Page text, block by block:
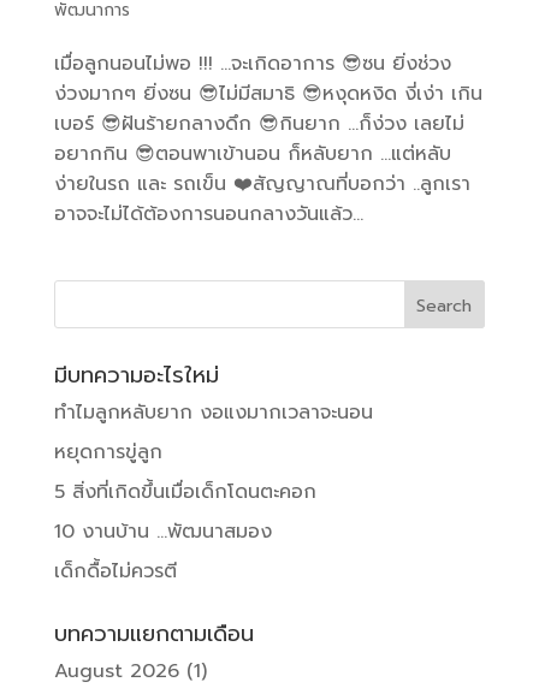
พัฒนาการ
เมื่อลูกนอนไม่พอ !!! …จะเกิดอาการ 😎ซน ยิ่งช่วง
ง่วงมากๆ ยิ่งซน 😎ไม่มีสมาธิ 😎หงุดหงิด งี่เง่า เกิน
เบอร์ 😎ฝันร้ายกลางดึก 😎กินยาก …ก็ง่วง เลยไม่
อยากกิน 😎ตอนพาเข้านอน ก็หลับยาก …แต่หลับ
ง่ายในรถ และ รถเข็น ❤️สัญญาณที่บอกว่า ..ลูกเรา
อาจจะไม่ได้ต้องการนอนกลางวันแล้ว...
มีบทความอะไรใหม่
ทำไมลูกหลับยาก งอแงมากเวลาจะนอน
หยุดการขู่ลูก
5 สิ่งที่เกิดขึ้นเมื่อเด็กโดนตะคอก
10 งานบ้าน …พัฒนาสมอง
เด็กดื้อไม่ควรตี
บทความแยกตามเดือน
August 2026(1)